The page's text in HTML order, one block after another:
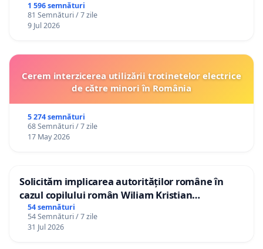
1 596 semnături
81 Semnături / 7 zile
9 Jul 2026
Cerem interzicerea utilizării trotinetelor electrice
de către minori în România
5 274 semnături
68 Semnături / 7 zile
17 May 2026
Solicităm implicarea autorităților române în
cazul copilului român Wiliam Kristian
Gheorghe, aflat în plasament în Danemarca de
12 ani
54 semnături
54 Semnături / 7 zile
31 Jul 2026